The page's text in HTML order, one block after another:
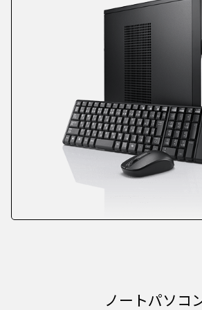
ノートパソコ